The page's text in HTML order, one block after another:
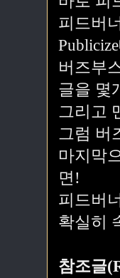
피드버
버즈부
글을 몇
그리고
그럼 버
마지막
면!
피드버
확실히
참조글